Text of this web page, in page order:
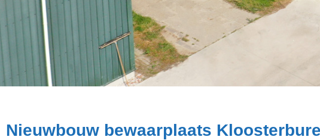
Nieuwbouw bewaarplaats